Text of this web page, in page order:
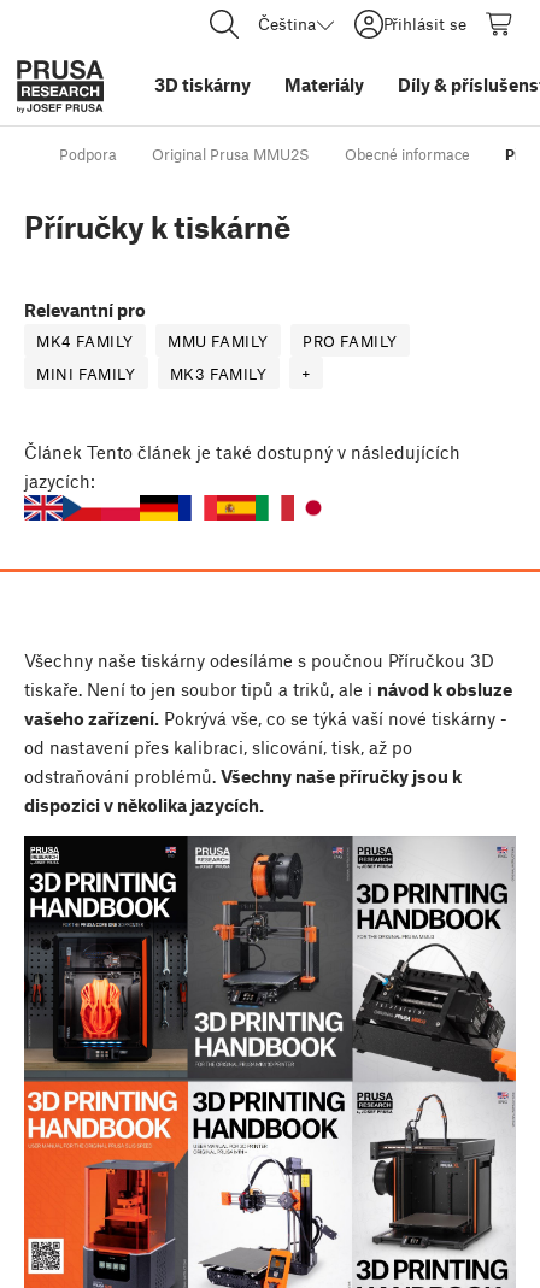
Čeština Přihlásit se
3D tiskárny Materiály Díly&
Podpora Original Prusa MMU2S Obecné informace
Příručky k tiskárně
Relevantní pro
MK4 FAMILY MMU FAMILY
PRO FAMILY
MINI FAMILY
MK3 FAMILY +
Článek Tento článek je také dostupný v následujících
jazycích:
Všechny naše tiskárny odesíláme s poučnou Příručkou 3D
tiskaře. Není to jen soubor tipů a triků, ale i návod k obsluze
vašeho zařízení. Pokrývá vše, co se týká vaší nové tiskárny -
od nastavení přes kalibraci, slicování, tisk, až po
odstraňování problémů. Všechny naše příručky jsou k
dispozici v několika jazycích.